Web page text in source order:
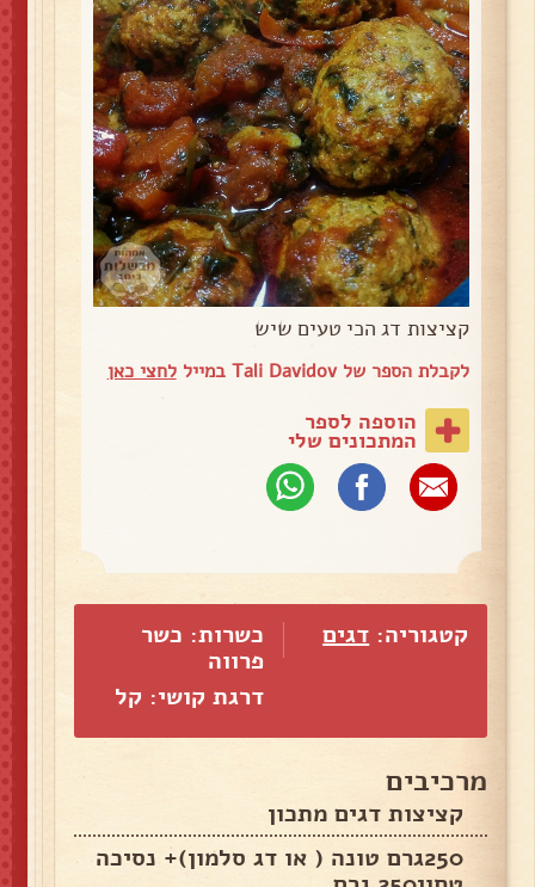
קציצות דג הכי טעים שיש
לקבלת הספר של Tali Davidov במייל לחצי כאן
הוספה לספר
המתכונים שלי
קטגוריה: דגים
כשרות: כשר
פרווה
דרגת קושי: קל
מרכיבים
קציצות דגים מתכון
250גרם טונה ( או דג סלמון)+ נסיכה